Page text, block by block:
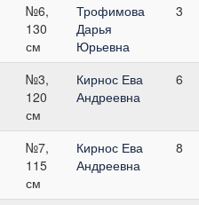
№6,
130
см
Трофимова
Дарья
Юрьевна
3
№3,
120
см
Кирнос Ева
Андреевна
6
№7,
115
см
Кирнос Ева
Андреевна
8